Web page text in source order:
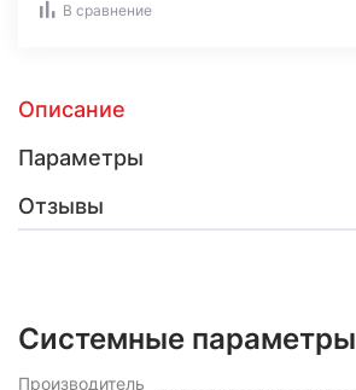
В сравнение
Описание
Параметры
Отзывы
Системные параметры
Производитель